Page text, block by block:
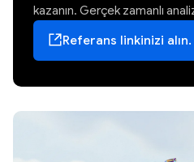
kazanın. Gerçek zamanlı
Referans linkinizi alın.